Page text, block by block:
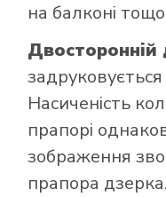
на балконі
Двосторонній
Насиченість
прапорі
зображення
прапора